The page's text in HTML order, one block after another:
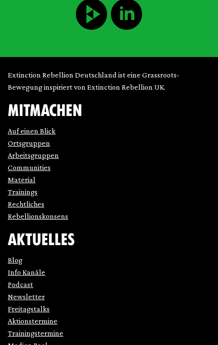
Extinction Rebellion Deutschland ist eine Grassroots-
Bewegung inspiriert von Extinction Rebellion UK.
MITMACHEN
Auf einen Blick
Ortsgruppen
Arbeitsgruppen
Communities
Material
Trainings
Rechtliches
Rebellionskonsens
AKTUELLES
Blog
Info Kanäle
Podcast
Newsletter
Freitagstalks
Aktionstermine
Trainingstermine